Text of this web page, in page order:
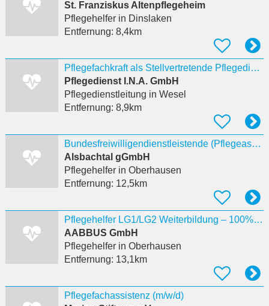
St. Franziskus Altenpflegeheim
Pflegehelferin Dinslaken
Entfernung: 8,4km
Pflegefachkraft als Stellvertretende Pflegedienstleitung ( m/w/d)
Pflegedienst I.N.A. GmbH
Pflegedienstleitung in Wesel
Entfernung: 8,9km
Bundesfreiwilligendienstleistende (Pflegeassistent/in)
Alsbachtal gGmbH
Pflegehelferin Oberhausen
Entfernung: 12,5km
Pflegehelfer LG1/LG2 Weiterbildung – 100% förderfähig Oberhausen
AABBUS GmbH
Pflegehelferin Oberhausen
Entfernung: 13,1km
Pflegefachassistenz (m/w/d)